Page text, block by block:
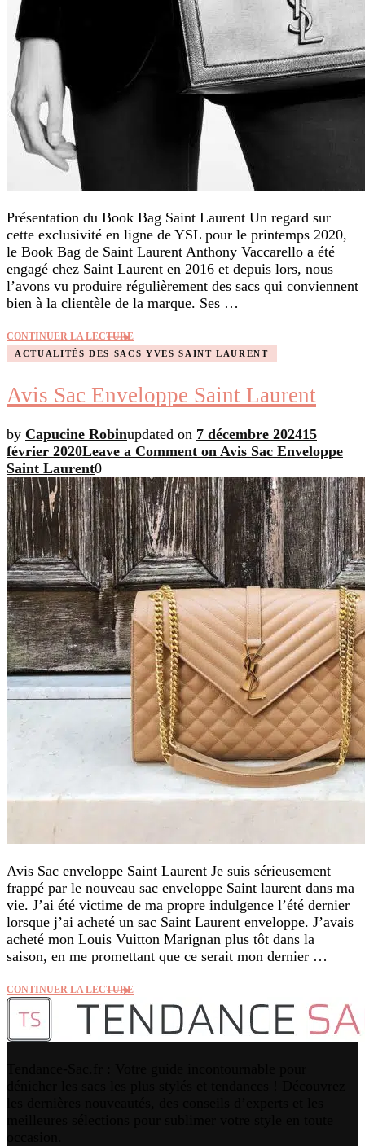
Présentation du Book Bag Saint Laurent Un regard sur
cette exclusivité en ligne de YSL pour le printemps 2020,
le Book Bag de Saint Laurent Anthony Vaccarello a été
engagé chez Saint Laurent en 2016 et depuis lors, nous
l’avons vu produire régulièrement des sacs qui conviennent
bien à la clientèle de la marque. Ses …
CONTINUER LA LECTURE
ACTUALITÉS DES SACS YVES SAINT LAURENT
Avis Sac Enveloppe Saint Laurent
by Capucine Robinupdated on 7 décembre 202415
février 2020Leave a Comment on Avis Sac Enveloppe
Saint Laurent0
Avis Sac enveloppe Saint Laurent Je suis sérieusement
frappé par le nouveau sac enveloppe Saint laurent dans ma
vie. J’ai été victime de ma propre indulgence l’été dernier
lorsque j’ai acheté un sac Saint Laurent enveloppe. J’avais
acheté mon Louis Vuitton Marignan plus tôt dans la
saison, en me promettant que ce serait mon dernier …
CONTINUER LA LECTURE